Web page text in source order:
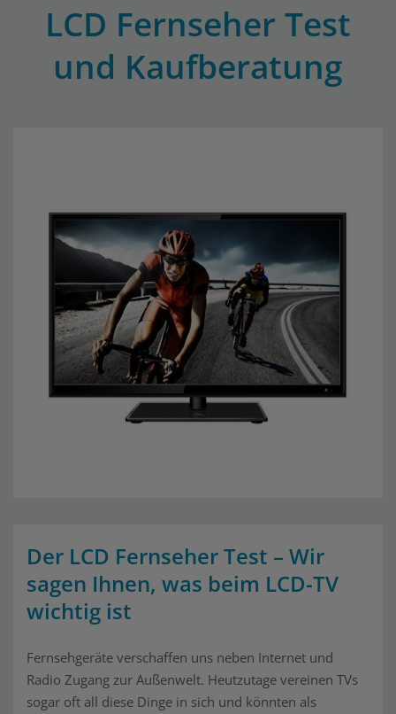
LCD Fernseher Test
und Kaufberatung
Der LCD Fernseher Test – Wir
sagen Ihnen, was beim LCD-TV
wichtig ist
Fernsehgeräte verschaffen uns neben Internet und
Radio Zugang zur Außenwelt. Heutzutage vereinen TVs
sogar oft all diese Dinge in sich und könnten als